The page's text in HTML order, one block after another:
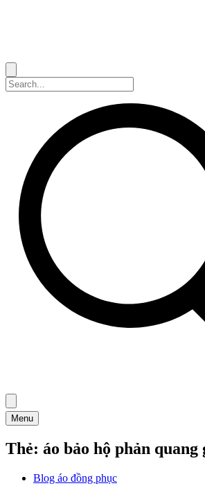
Menu
Thẻ: áo bảo hộ phản quang
Blog áo đồng phục